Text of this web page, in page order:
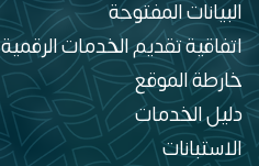
البيانات المفتوحة
اتفاقية تقديم الخدمات الرقمية
خارطة الموقع
دليل الخدمات
الاستبانات